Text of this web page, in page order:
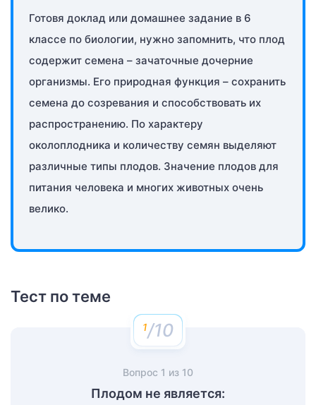
Готовя доклад или домашнее задание в 6
классе по биологии, нужно запомнить, что плод
содержит семена – зачаточные дочерние
организмы. Его природная функция – сохранить
семена до созревания и способствовать их
распространению. По характеру
околоплодника и количеству семян выделяют
различные типы плодов. Значение плодов для
питания человека и многих животных очень
велико.
Тест по теме
/10
Вопрос 1 из 10
Плодом не является: